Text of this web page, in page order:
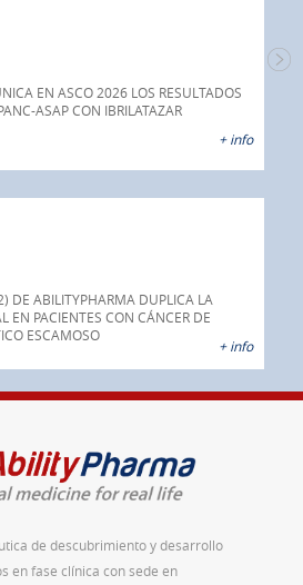
EN ASCO 2026 LOS RESULTADOS
ASAP CON IBRILATAZAR
+ info
DE ABILITYPHARMA DUPLICA LA
EN PACIENTES CON CÁNCER DE
ESCAMOSO
+ info
de descubrimiento y desarrollo
en fase clínica con sede en